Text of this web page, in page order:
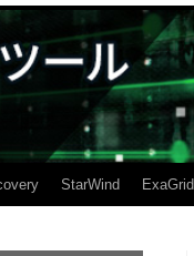
StarWind ExaGrid